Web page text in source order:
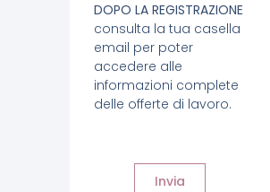
DOPO LA REGISTRAZIONE
consulta la tua casella
email per poter
accedere alle
informazioni complete
delle offerte di lavoro.
Invia